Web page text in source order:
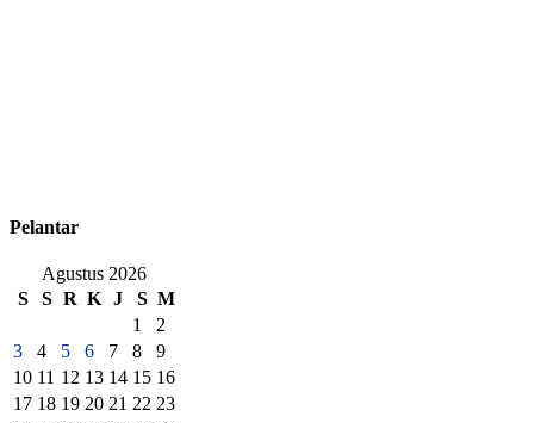
Pelantar
Agustus 2026
S
S R K J S M
1
2
3
4 5 6 7 8
9
10 11 12 13 14 15 16
17 18 19 20 21 22 23